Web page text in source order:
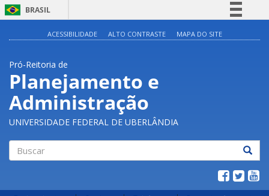
BRASIL
Acesso à informação
ACESSIBILIDADE ALTO CONTRASTE MAPA DO SITE
Pró-Reitoria de
Planejamento e
Administração
UNIVERSIDADE FEDERAL DE UBERLÂNDIA